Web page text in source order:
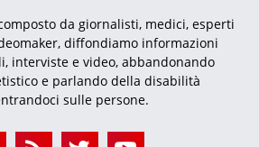
da giornalisti, medici, esperti
diffondiamo informazioni
interviste e video, abbandonando
e parlando della disabilità
sulle persone.